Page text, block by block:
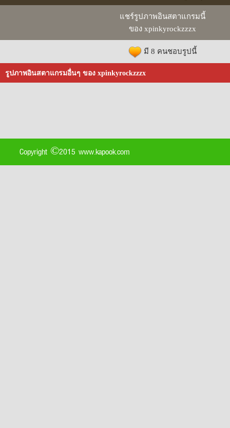
แชร์รูปภาพอินสตาแกรมนี้
ของ xpinkyrockzzzx
มี 8 คนชอบรูปนี้
รูปภาพอินสตาแกรมอื่นๆ ของ xpinkyrockzzzx
Copyright ©2015 www.kapook.com